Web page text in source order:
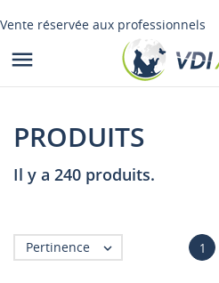
Vente réservée aux professionnels

PRODUITS
Il y a 240 produits.
Pertinence  1